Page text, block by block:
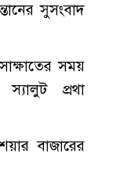
সুসংবাদ
সময়
প্রথা
বাজারের